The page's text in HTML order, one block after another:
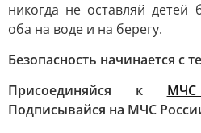
никогда не оставляй детей
оба на воде и на берегу.
Безопасность начинается с
Присоединяйся к
Подписывайся на МЧС